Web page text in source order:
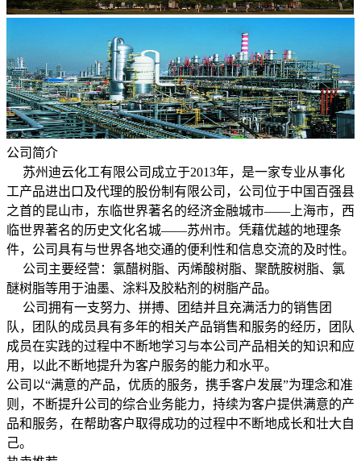
公司简介
苏州迪云化工有限公司成立于2013年，是一家专业从事化
工产品进出口及代理的股份制有限公司，公司位于中国百强县
之首的昆山市，东临世界著名的经济金融城市——上海市，西
临世界著名的历史文化名城——苏州市。凭藉优越的地理条
件，公司具有与世界各地交通的便利性和信息交流的及时性。
公司主要经营：氯醋树脂、丙烯酸树脂、聚酰胺树脂、氯
醚树脂等用于油墨、涂料及胶粘剂的树脂产品。
公司拥有一支努力、拼搏、团结并且充满活力的销售团
队，团队的成员具有多年的相关产品销售和服务的经历，团队
成员在实践的过程中不断地学习与本公司产品相关的知识和应
用，以此不断地提升为客户服务的能力和水平。
公司以“满意的产品，优质的服务，携手客户发展”为理念和准
则，不断提升公司的综合业务能力，持续为客户提供满意的产
品和服务，在帮助客户取得成功的过程中不断地成长和壮大自
己。